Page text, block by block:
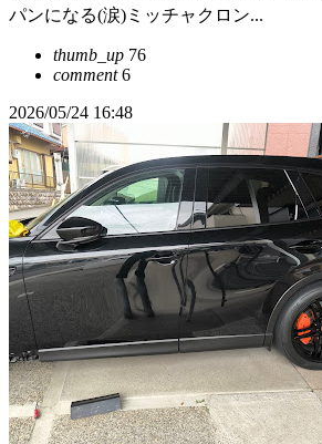
パンになる(涙)ミッチャクロン...
thumb_up 76
comment6
2026/05/24 16:48